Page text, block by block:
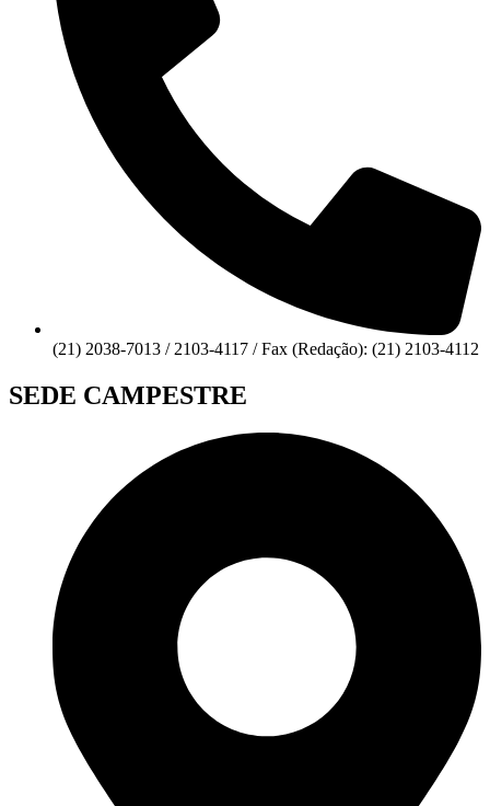
(21) 2038-7013 / 2103-4117 / Fax (Redação): (21) 2103-4112
SEDE CAMPESTRE